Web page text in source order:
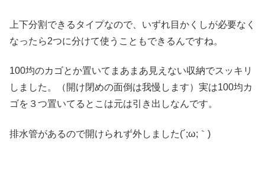
上下分割できるタイプなので、いずれ目かくしが必要なく
なったら2つに分けて使うこともできるんですね。
100均のカゴとか置いてまあまあ見えない収納でスッキリ
しました。（開け閉めの面倒は我慢します）実は100均カ
ゴを３つ置いてるとこは元は引き出しなんです。
排水管があるので開けられず外しました(´;ω;｀)